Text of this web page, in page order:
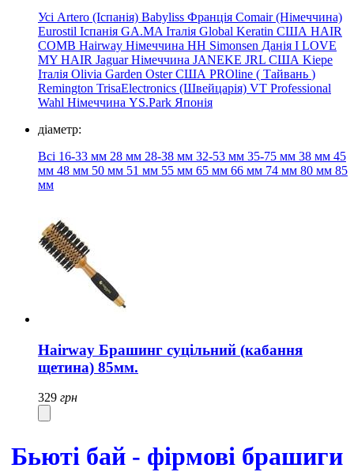
Усі Artero (Іспанія) Babyliss Франція Comair (Німеччина)
Eurostil Іспанія GA.MA Італія Global Keratin США HAIR
COMB Hairway Німеччина HH Simonsen Данія I LOVE
MY HAIR Jaguar Німеччина JANEKE JRL США Kiepe
Італія Olivia Garden OsterСША PROline ( Тайвань )
Remington TrisaElectronics (Швейцарія) VT Professional
Wahl Німеччина YS.Park Японія
діаметр:
Всі 16-33 мм 28 мм 28-38 мм 32-53 мм 35-75 мм 38 мм 45
мм 48 мм 50 мм 51 мм 55 мм 65 мм 66 мм 74 мм 80 мм 85
мм
Hairway Брашинг суцільний (кабання
щетина) 85мм.
329 грн
Бьюті бай - фірмові брашиги